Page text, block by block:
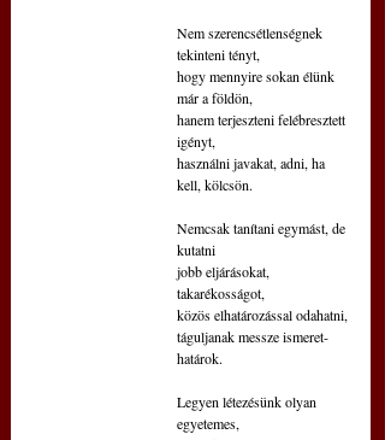
Nem szerencsétlenségnek
tekinteni tényt,
hogy mennyire sokan élünk
már a földön,
hanem terjeszteni felébresztett
igényt,
használni javakat, adni, ha
kell, kölcsön.
Nemcsak tanítani egymást, de
kutatni
jobb eljárásokat,
takarékosságot,
közös elhatározással odahatni,
táguljanak messze ismeret-
határok.
Legyen létezésünk olyan
egyetemes,